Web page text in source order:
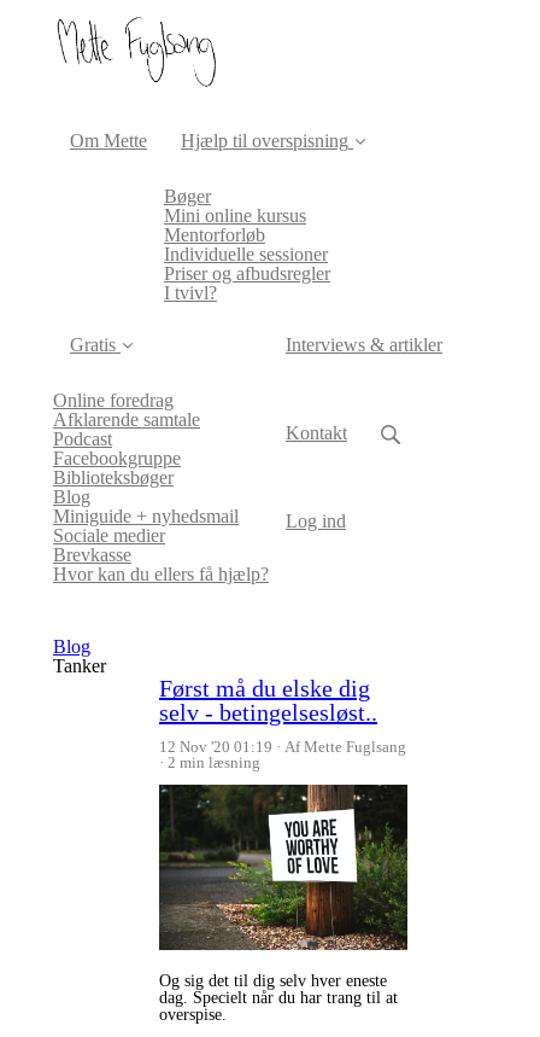
Om Mette Hjælp til overspisning
Bøger
Mini online kursus
Mentorforløb
Individuelle sessioner
Priser og afbudsregler
I tvivl?
Gratis
Online foredrag
Afklarende samtale
Podcast
Facebookgruppe
Biblioteksbøger
Blog
Miniguide + nyhedsmail
Sociale medier
Brevkasse
Hvor kan du ellers få hjælp?
Interviews & artikler
Kontakt
Log ind
Blog
Tanker
Først må du elske dig
selv - betingelsesløst..
12 Nov '20 01:19
Af Mette Fuglsang
2 min læsning
Og sig det til dig selv hver eneste
dag. Specielt når du har trang til at
overspise.